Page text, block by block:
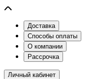
Доставка
Способы оплаты
О компании
Рассрочка
Личный кабинет